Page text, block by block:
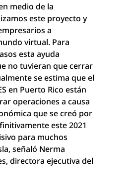
medio de la
este proyecto y
a
virtual. Para
esta ayuda
no tuvieran que cerrar
se estima que el
en Puerto Rico están
operaciones a causa
que se creó por
este 2021
para muchos
señaló Nerma
directora ejecutiva del